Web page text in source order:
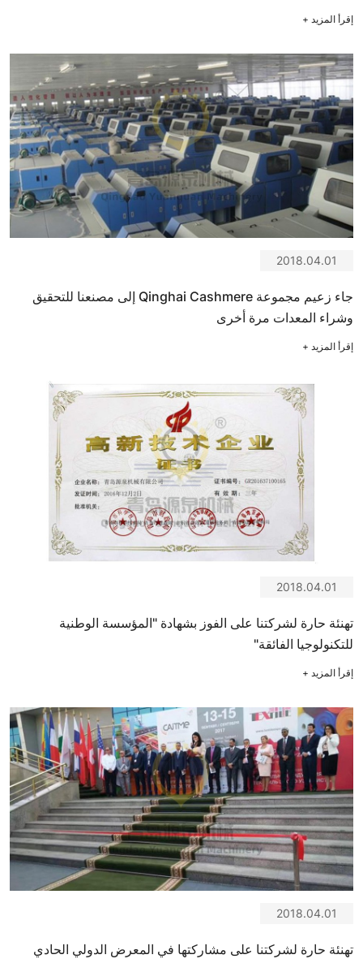
إقرأ المزيد +
2018.04.01
جاء زعيم مجموعة Qinghai Cashmere إلى مصنعنا للتحقيق
وشراء المعدات مرة أخرى
إقرأ المزيد +
2018.04.01
تهنئة حارة لشركتنا على الفوز بشهادة "المؤسسة الوطنية
للتكنولوجيا الفائقة"
إقرأ المزيد +
2018.04.01
تهنئة حارة لشركتنا على مشاركتها في المعرض الدولي الحادي